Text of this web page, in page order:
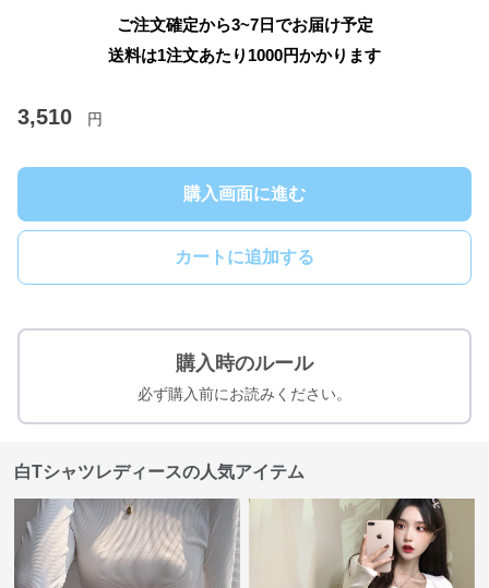
ご注文確定から3~7日でお届け予定
送料は1注文あたり 1000円かかります
3,510 円
購入画面に進む
カートに追加する
購入時のルール
必ず購入前にお読みください。
白Tシャツレディースの人気アイテム